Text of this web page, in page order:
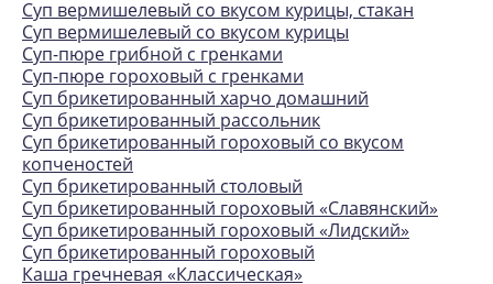
Суп вермишелевый со вкусом курицы, стакан
Суп вермишелевый со вкусом курицы
Суп-пюре грибной с гренками
Суп-пюре гороховый с гренками
Суп брикетированный харчо домашний
Суп брикетированный рассольник
Суп брикетированный гороховый со вкусом
копченостей
Суп брикетированный столовый
Суп брикетированный гороховый «Славянский»
Суп брикетированный гороховый «Лидский»
Суп брикетированный гороховый
Каша гречневая «Классическая»